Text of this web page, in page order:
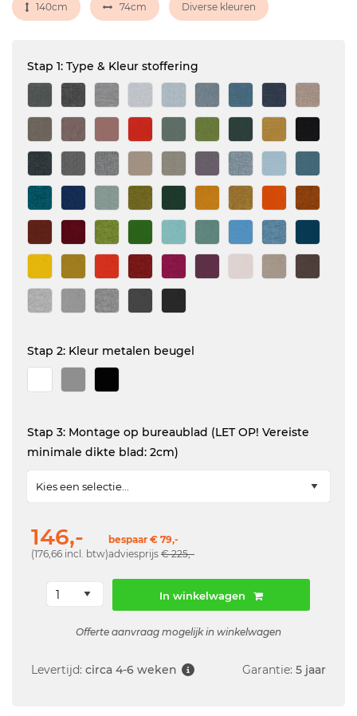
140cm 74cm Diverse kleuren
Stap 1: Type & Kleur stoffering
Stap 2: Kleur metalen beugel
Stap 3: Montage op bureaublad (LET OP! Vereiste
minimale dikte blad: 2cm)
146,-
(176,66 incl. btw)
bespaar € 79,-
adviesprijs € 225,-
In winkelwagen
Offerte aanvraag mogelijk in winkelwagen
Levertijd: circa 4-6 weken Garantie: 5 jaar